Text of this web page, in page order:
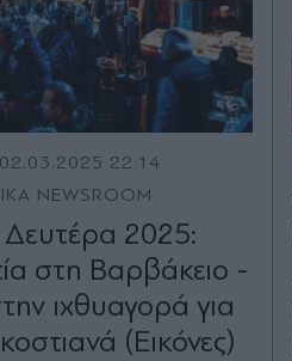
02.03.2025 22:14
NEWSROOM
2025:
στη Βαρβάκειο -
ιχθυαγορά για
(Εικόνες)